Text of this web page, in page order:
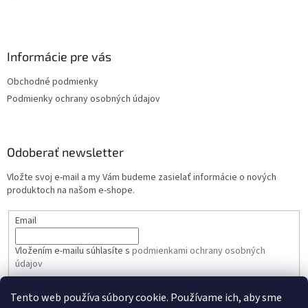
Tento web používa súbory cookie. Používame ich, aby sme
Informácie pre vás
Obchodné podmienky
Podmienky ochrany osobných údajov
Odoberať newsletter
Vložte svoj e-mail a my Vám budeme zasielať informácie o nových
produktoch na našom e-shope.
Email
Vložením e-mailu súhlasíte s podmienkami ochrany osobných
údajov
PRIHLÁSIŤ SA